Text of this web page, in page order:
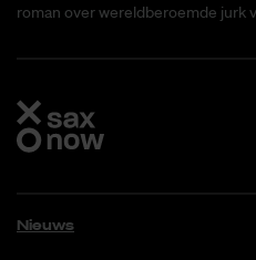
roman over wereldberoemde jurk
Nieuws